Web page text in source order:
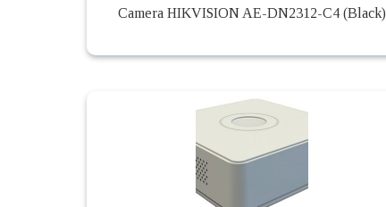
Camera HIKVISION AE-DN2312-C4 (Black)